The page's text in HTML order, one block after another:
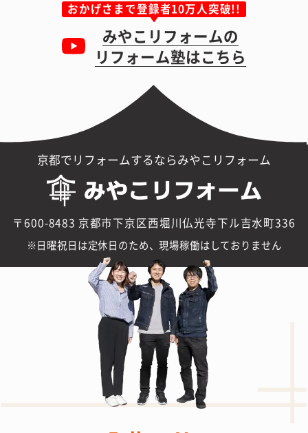
おかげさまで登録者10万人突破!!
みやこリフォームの
リフォーム塾はこちら
京都でリフォームするならみやこリフォーム
〒600-8483 京都市下京区西堀川仏光寺下ル吉水町336
日曜祝日は定休日のため、現場稼働はしておりません